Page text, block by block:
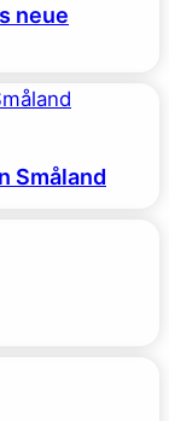
neue
Småland